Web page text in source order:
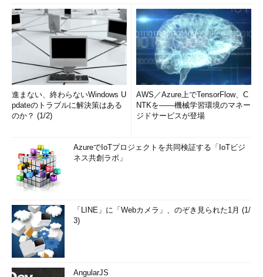
進まない、終わらないWindows U
pdateのトラブルに解決策はある
のか？ (1/2)
AWS／Azure上でTensorFlow、C
NTKを――機械学習環境のマネー
ジドサービスが登場
AzureでIoTプロジェクトを共同検証する「IoTビジ
ネス共創ラボ」
「LINE」に「Webカメラ」、のぞき見られた1月 (1/
3)
AngularJS